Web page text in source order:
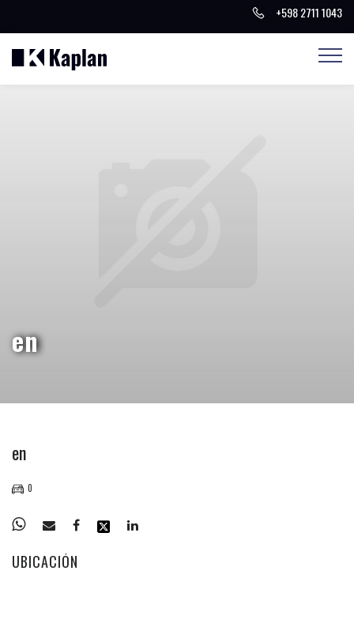
+598 2711 1043
en
en
0
UBICACIÓN